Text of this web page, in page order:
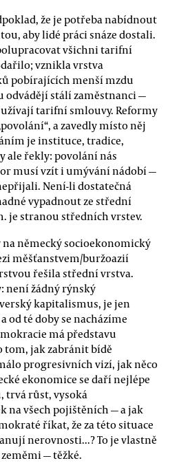
že je potřeba nabídnout
aby lidé práci snáze dostali.
všichni tarifní
vznikla vrstva
pobírajících menší mzdu
odvádějí stálí zaměstnanci —
tarifní smlouvy. Reformy
a zavedly místo něj
je instituce, tradice,
ale řekly: povolání nás
musí vzít i umývání nádobí —
Není-li dostatečná
vypadnout ze střední
je stranou středních vrstev.
německý socioekonomický
měšťanstvem/buržoazií
řešila střední vrstva.
není žádný rýnský
kapitalismus, je jen
od té doby se nacházíme
má představu
jak zabránit bídě
progresivních vizí, jak něco
ekonomice se daří nejlépe
trvá růst, vysoká
na všech pojištěních — a jak
říkat, že za této situace
nerovnosti...? To je vlastně
— těžké.